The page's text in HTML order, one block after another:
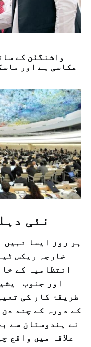
واشنگٹن کے
عکاسی ہے اور
نئی
ہر روز ایسا نہیں
خارجہ ریکس
انتظامیہ کے
اور جنوب
طریقۂ کار کی
کے دورہ کے چند
نے ہندوستان سے
علاقہ میں واقع